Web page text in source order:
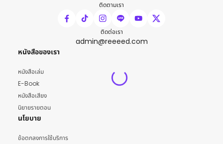
ติดตามเรา
ติดต่อเรา
admin@reeeed.com
หนังสือของเรา
หนังสือเล่ม
E-Book
หนังสือเสียง
นิยายรายตอน
นโยบาย
ข้อตกลงการใช้บริการ